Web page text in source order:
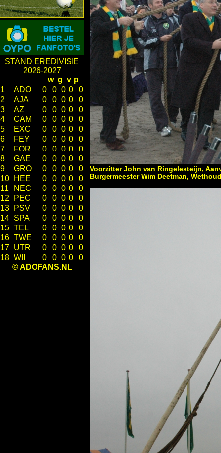
STAND EREDIVISIE
2026-2027
w g v p
1
ADO 0 0 0 0
0
2
AJA 0 0 0 0
0
3
AZ 0 0 0 0
0
4
CAM 0 0 0 0
0
5
EXC 0 0 0 0
0
6
FEY 0 0 0 0
0
7
FOR 0 0 0 0
0
8
GAE 0 0 0 0
0
9
GRO 0 0 0 0
0
10
HEE 0 0 0 0
0
11
NEC 0 0 0 0
0
12
PEC 0 0 0 0
0
13
PSV 0 0 0 0
0
14 SPA 0 0 0 0
0
15 TEL 0 0 0 0
0
16 TWE 0 0 0 0
0
17 UTR 0 0 0 0
0
18 WII 0 0 0 0
0
© ADOFANS.NL
Voorzitter John van Ringelesteijn,
Burgermeester Wim Deetman,